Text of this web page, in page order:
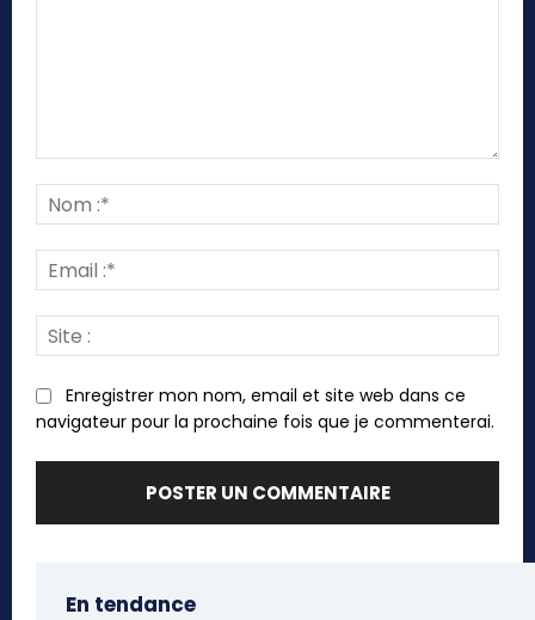
:*
:*
:
Enregistrer mon nom, email et site web dans ce
navigateur pour la prochaine fois que je commenterai.
En tendance